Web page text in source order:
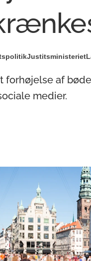
Justitsministeriet
forhøjelse af
medier.